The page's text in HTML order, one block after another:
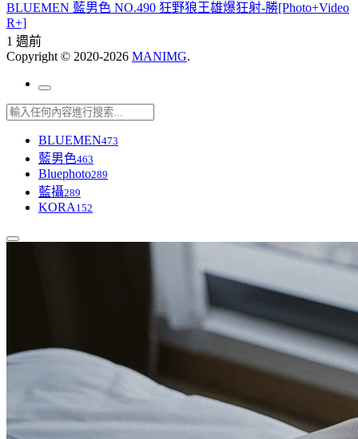
BLUEMEN 藍男色 NO.490 狂野狼王雄爆狂射-勝[Photo+Video
R+]
1 週前
Copyright © 2020-2026 MANIMG.
BLUEMEN473
藍男色463
Bluephoto289
藍攝289
KORA 152